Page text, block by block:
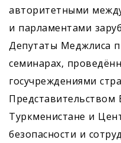
авторитетными
и парламентами
Депутаты Меджлиса
семинарах,
госучреждениями
Представительством
Туркменистане и
безопасности и